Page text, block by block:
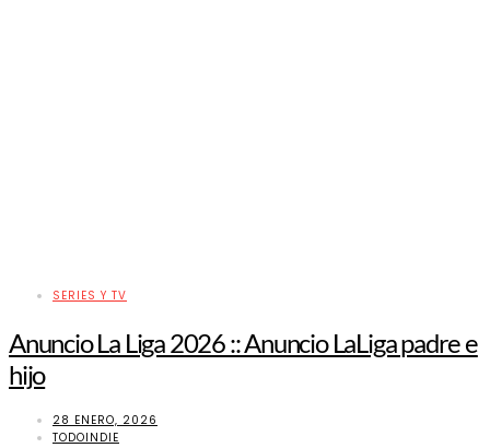
SERIES Y TV
Anuncio La Liga 2026 :: Anuncio LaLiga padre e
hijo
28 ENERO, 2026
TODOINDIE